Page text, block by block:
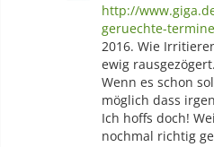
http://
geruechte-
2016. Wie
ewig rausgezögert.
Wenn es schon
möglich dass
Ich hoffs doch!
nochmal richtig